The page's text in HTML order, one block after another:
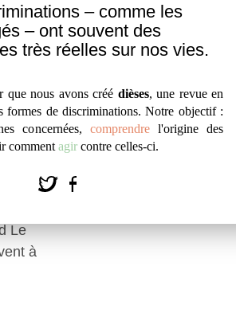
– comme les
– ont souvent des
très réelles sur nos vies.
que nous avons créé dièses, une revue en
formes de discriminations. Notre objectif :
concernées, comprendrel'origine des
comment agir contre celles-ci.
Le
à
LA FONCTION
PRÉJUGÉS
par #Paul Tommasi
Contrairement à ce que
préjugés ne servent pas
montrent même qu'ils